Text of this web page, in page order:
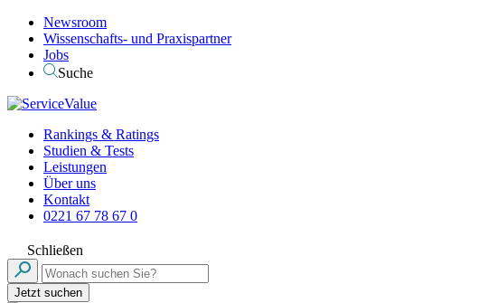
Newsroom
Wissenschafts- und Praxispartner
Jobs
Suche
Rankings & Ratings
Studien & Tests
Leistungen
Über uns
Kontakt
0221 67 78 67 0
Schließen
Jetzt suchen